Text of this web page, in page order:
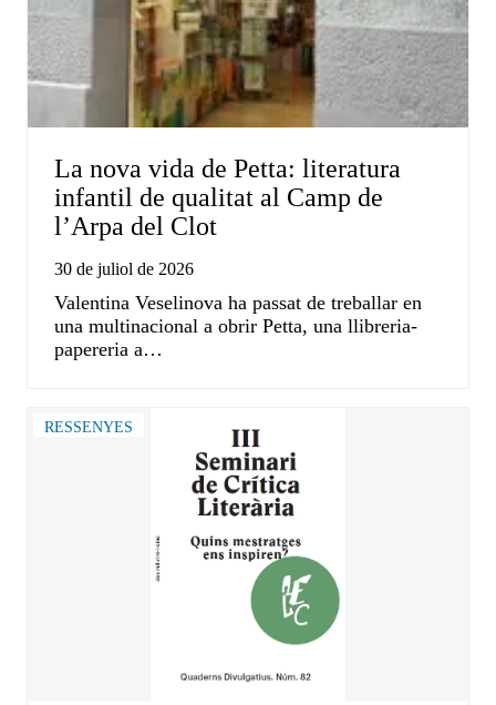
La nova vida de Petta: literatura
infantil de qualitat al Camp de
l’Arpa del Clot
30 de juliol de 2026
Valentina Veselinova ha passat de treballar en
una multinacional a obrir Petta, una llibreria-
papereria a…
RESSENYES